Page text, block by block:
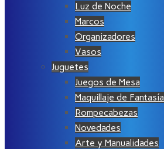
Luz de Noche
Marcos
Organizadores
Vasos
Juguetes
Juegos de Mesa
Maquillaje de Fantasía
Rompecabezas
Novedades
Arte y Manualidades